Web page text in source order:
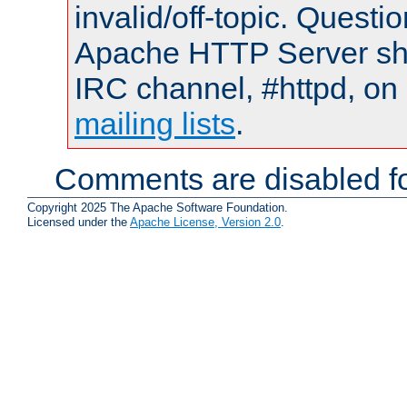
invalid/off-topic.
Apache HTTP Server
IRC channel, #httpd,
mailing lists.
Comments are disabled
Copyright 2025 The Apache Software Foundation.
Licensed under the Apache License, Version 2.0